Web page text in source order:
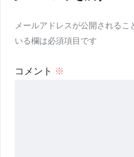
メールアドレスが公開されるこ
いる欄は必須項目です
コメント ※